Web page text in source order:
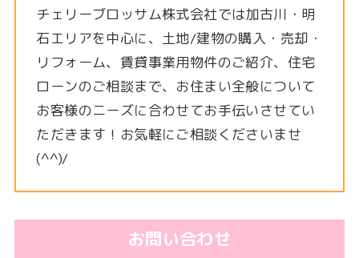
チェリーブロッサム株式会社では加古川・明
石エリアを中心に、土地/建物の購入・売却・
リフォーム、賃貸事業用物件のご紹介、住宅
ローンのご相談まで、お住まい全般について
お客様のニーズに合わせてお手伝いさせてい
ただきます！お気軽にご相談くださいませ
(^^)/
お問い合わせ